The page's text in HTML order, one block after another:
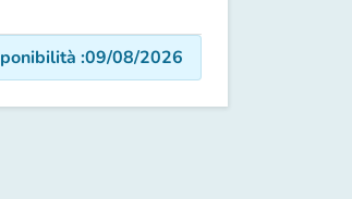
:09/08/2026